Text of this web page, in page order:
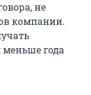
не
компании.
года